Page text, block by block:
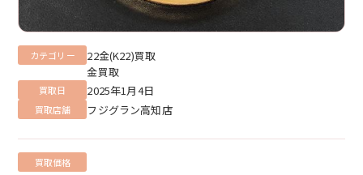
カテゴリー
22金(K22)買取
金買取
買取日 2025年1月4日
買取店舗 フジグラン高知店
買取価格